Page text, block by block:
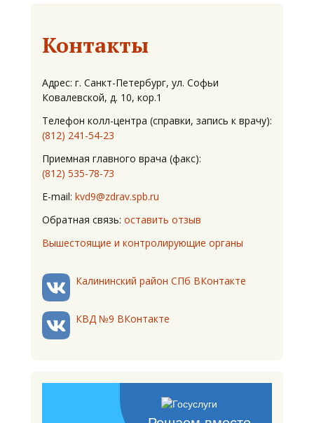
Контакты
Адрес: г. Санкт-Петербург, ул. Софьи
Ковалевской, д. 10, кор.1
Телефон колл-центра (справки, запись к врачу):
(812) 241-54-23
Приемная главного врача (факс):
(812) 535-78-73
E-mail: kvd9@zdrav.spb.ru
Обратная связь: оставить отзыв
Вышестоящие и контролирующие органы
Калининский район СПб ВКонтакте
КВД №9 ВКонтакте